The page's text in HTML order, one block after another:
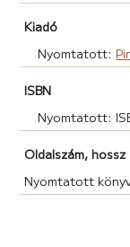
Kiadó
Nyomtatott:
ISBN
Nyomtatott:
Oldalszám, hossz
Nyomtatott